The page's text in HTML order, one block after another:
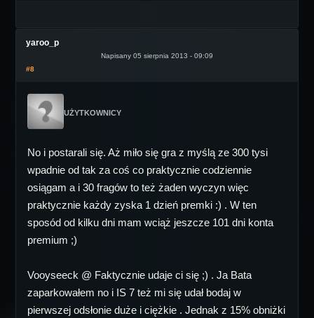
yaroo_p
Napisany 05 sierpnia 2013 - 09:09
#8
UŻYTKOWNICY
No i postarali się. Aż miło się gra z myślą ze 300 tysi
wpadnie od tak za coś co praktycznie codziennie
osiągam a i 30 fragów to też żaden wyczyn więc
praktycznie każdy zyska 1 dzień premki :) . W ten
sposód od kilku dni mam wciąż jeszcze 101 dni konta
premium ;)
Vooyseeck @ Faktycznie udaje ci się ;) . Ja Bata
zaparkowałem no i IS 7 też mi się udał bodaj w
pierwszej odsłonie duże i ciężkie . Jednak z 15% obniżki